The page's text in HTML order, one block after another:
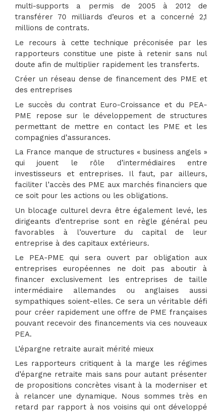
multi-supports a permis de 2005 à 2012 de
transférer 70 milliards d’euros et a concerné 2,1
millions de contrats.
Le recours à cette technique préconisée par les
rapporteurs constitue une piste à retenir sans nul
doute afin de multiplier rapidement les transferts.
Créer un réseau dense de financement des PME et
des entreprises
Le succès du contrat Euro-Croissance et du PEA-
PME repose sur le développement de structures
permettant de mettre en contact les PME et les
compagnies d’assurances.
La France manque de structures « business angels »
qui jouent le rôle d’intermédiaires entre
investisseurs et entreprises. Il faut, par ailleurs,
faciliter l’accès des PME aux marchés financiers que
ce soit pour les actions ou les obligations.
Un blocage culturel devra être également levé, les
dirigeants d’entreprise sont en règle général peu
favorables à l’ouverture du capital de leur
entreprise à des capitaux extérieurs.
Le PEA-PME qui sera ouvert par obligation aux
entreprises européennes ne doit pas aboutir à
financer exclusivement les entreprises de taille
intermédiaire allemandes ou anglaises aussi
sympathiques soient-elles. Ce sera un véritable défi
pour créer rapidement une offre de PME françaises
pouvant recevoir des financements via ces nouveaux
PEA.
L’épargne retraite aurait mérité mieux
Les rapporteurs critiquent à la marge les régimes
d’épargne retraite mais sans pour autant présenter
de propositions concrètes visant à la moderniser et
à relancer une dynamique. Nous sommes très en
retard par rapport à nos voisins qui ont développé